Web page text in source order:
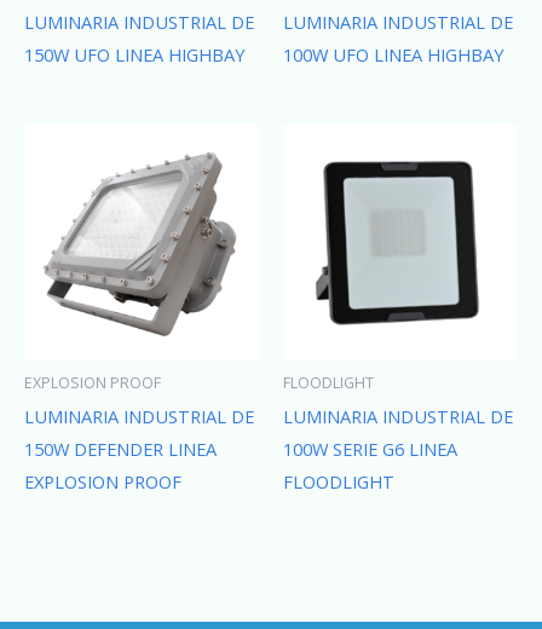
LUMINARIA INDUSTRIAL DE
150W UFO LINEA HIGHBAY
LUMINARIA INDUSTRIAL DE
100W UFO LINEA HIGHBAY
EXPLOSION PROOF
LUMINARIA INDUSTRIAL DE
150W DEFENDER LINEA
EXPLOSION PROOF
FLOODLIGHT
LUMINARIA INDUSTRIAL DE
100W SERIE G6 LINEA
FLOODLIGHT